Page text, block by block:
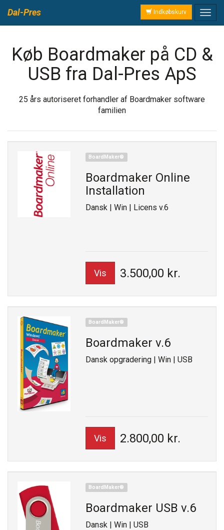
Dal-Pres Indkøbskurv
Køb Boardmaker på CD &
USB fra Dal-Pres ApS
25 års autoriseret forhandler af Boardmaker software
familien
BoardMaker®
Boardmaker Online
Installation
Dansk | Win | Licens v.6
Vis 3.500,00 kr.
BoardMaker®
Boardmaker v.6
Dansk opgradering | Win | USB
Vis 2.800,00 kr.
BoardMaker®
Boardmaker USB v.6
Dansk | Win | USB